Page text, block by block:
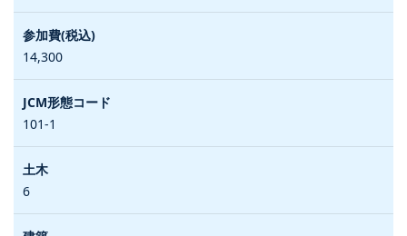
14,300
101-1
6